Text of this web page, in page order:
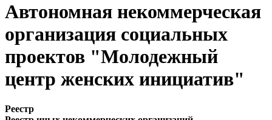
Автономная некоммерческая
организация социальных
проектов "Молодежный
центр женских инициатив"
Реестр